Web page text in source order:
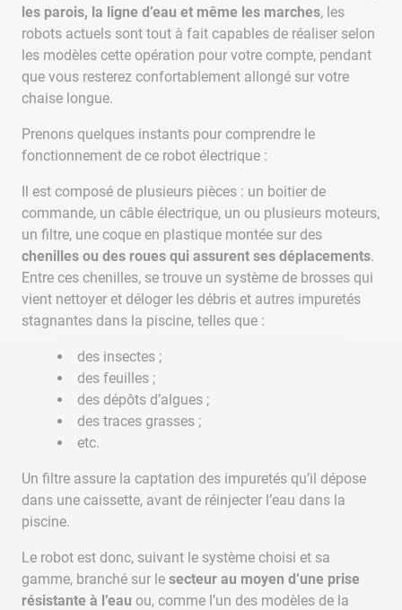
les parois, la ligne d’eau et même les marches, les
robots actuels sont tout à fait capables de réaliser selon
les modèles cette opération pour votre compte, pendant
que vous resterez confortablement allongé sur votre
chaise longue.
Prenons quelques instants pour comprendre le
fonctionnement de ce robot électrique :
Il est composé de plusieurs pièces : un boitier de
commande, un câble électrique, un ou plusieurs moteurs,
un filtre, une coque en plastique montée sur des
chenilles ou des roues qui assurent ses déplacements.
Entre ces chenilles, se trouve un système de brosses qui
vient nettoyer et déloger les débris et autres impuretés
stagnantes dans la piscine, telles que :
des insectes ;
des feuilles ;
des dépôts d’algues ;
des traces grasses ;
etc.
Un filtre assure la captation des impuretés qu’il dépose
dans une caissette, avant de réinjecter l’eau dans la
piscine.
Le robot est donc, suivant le système choisi et sa
gamme, branché sur le secteur au moyen d’une prise
résistante à l’eau ou, comme l’un des modèles de la